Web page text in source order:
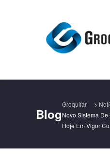
Blog
Groquifar >
Novo Sistema
Hoje Em Vigor